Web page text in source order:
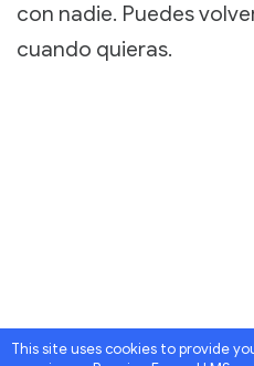
This site uses cookies to provide
con nadie. Puedes
cuando quieras.